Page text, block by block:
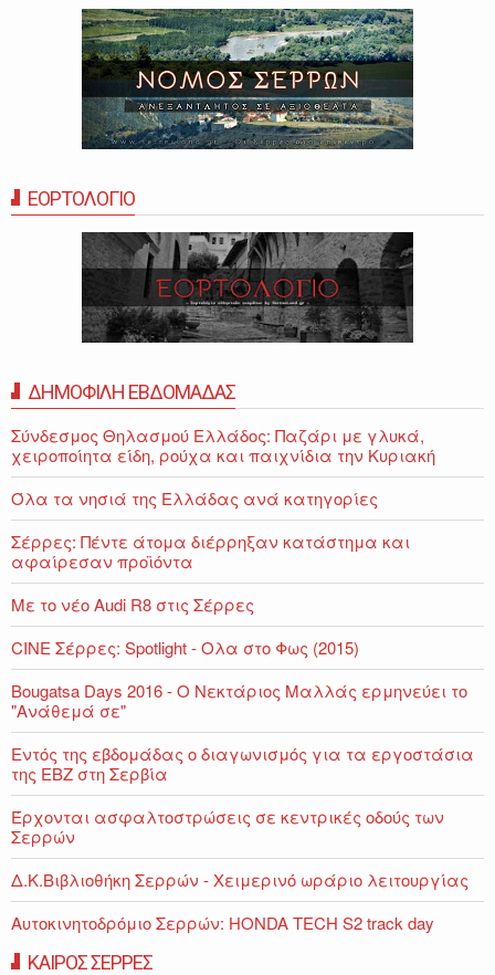
ΕΟΡΤΟΛΟΓΙΟ
ΔΗΜΟΦΙΛΗ ΕΒΔΟΜΑΔΑΣ
Σύνδεσμος Θηλασμού Ελλάδος: Παζάρι με γλυκά,
χειροποίητα είδη, ρούχα και παιχνίδια την Κυριακή
Όλα τα νησιά της Ελλάδας ανά κατηγορίες
Σέρρες: Πέντε άτομα διέρρηξαν κατάστημα και
αφαίρεσαν προϊόντα
Με το νέο Audi R8 στις Σέρρες
CINE Σέρρες: Spotlight - Ολα στο Φως (2015)
Bougatsa Days 2016 - Ο Νεκτάριος Μαλλάς ερμηνεύει το
"Ανάθεμά σε"
Εντός της εβδομάδας ο διαγωνισμός για τα εργοστάσια
της ΕΒΖ στη Σερβία
Έρχονται ασφαλτοστρώσεις σε κεντρικές οδούς των
Σερρών
Δ.Κ.Βιβλιοθήκη Σερρών - Χειμερινό ωράριο λειτουργίας
Αυτοκινητοδρόμιο Σερρών: HONDA TECH S2 track day
ΚΑΙΡΟΣ ΣΕΡΡΕΣ